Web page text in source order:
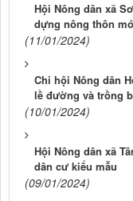
Hội Nông dân xã
dựng nông thôn
(11/01/2024)
Chi hội Nông dân
lề đường và trồng
(10/01/2024)
Hội Nông dân xã
dân cư kiểu mẫu
(09/01/2024)